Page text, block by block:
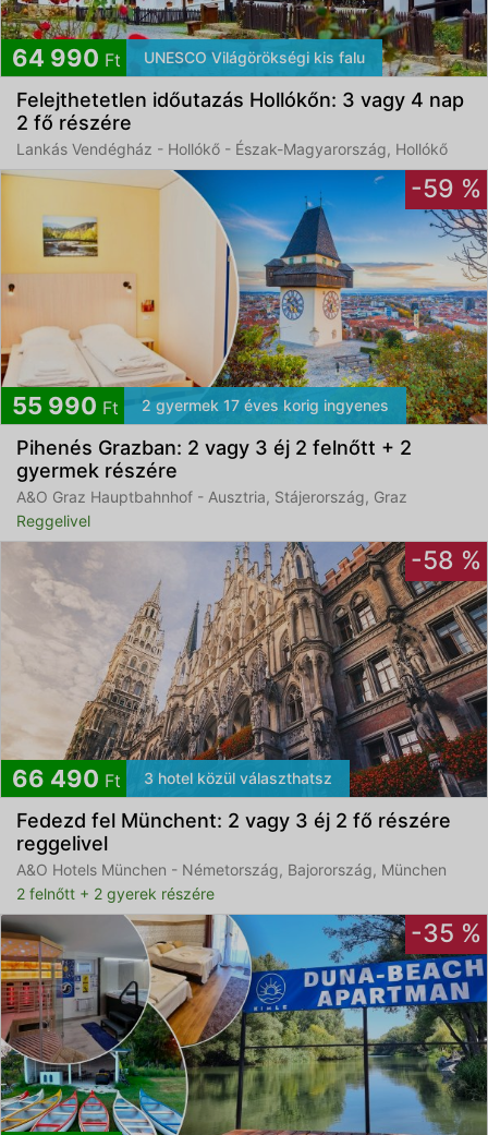
64 990 Ft UNESCO Világörökségi kis falu
Felejthetetlen időutazás Hollókőn: 3 vagy 4 nap
2 fő részére
Lankás Vendégház - Hollókő - Észak-Magyarország, Hollókő
-59 %
55 990 Ft 2 gyermek 17 éves korig ingyenes
Pihenés Grazban: 2 vagy 3 éj 2 felnőtt + 2
gyermek részére
A&O Graz Hauptbahnhof - Ausztria, Stájerország, Graz
Reggelivel
-58 %
66 490 Ft 3 hotel közül választhatsz
Fedezd fel Münchent: 2 vagy 3 éj 2 fő részére
reggelivel
A&O Hotels München - Németország, Bajorország, München
2 felnőtt + 2 gyerek részére
-35 %